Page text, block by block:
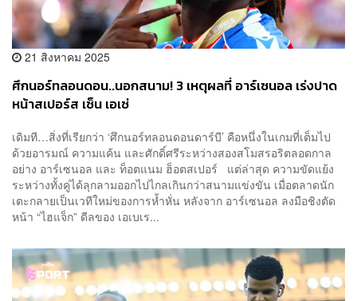
21 สิงหาคม 2025
ศึกนอร์ทลอนดอน..นอกสนาม! 3 เหตุผลที่ อาร์เซนอล เร่งปาด
หน้าสเปอร์ส เซ็น เอเซ่
เดิมที…สิ่งที่เรียกว่า ‘ศึกนอร์ทลอนดอนดาร์บี’ คือหนึ่งในเกมที่เต็มไป
ด้วยอารมณ์ ความแค้น และศักดิ์ศรีระหว่างสองสโมสรอริตลอดกาล
อย่าง อาร์เซนอล และ ท็อตแนม ฮ็อตสเปอร์ แต่ล่าสุด ความขัดแย้ง
ระหว่างทั้งคู่ได้ลุกลามออกไปไกลเกินกว่าสนามแข่งขัน เมื่อตลาดนัก
เตะกลายเป็นเวทีใหม่ของการห้ำหั่น หลังจาก อาร์เซนอล ลงมือชิงตัด
หน้า “ไฮแจ็ก” ดีลของ เอเบเร...